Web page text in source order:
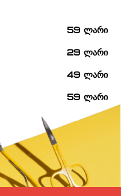
59 ლარი
29 ლარი
49 ლარი
59 ლარი